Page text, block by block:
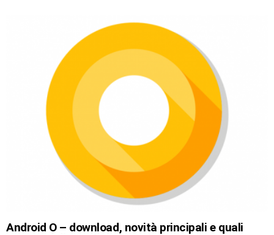
Android O – download, novità principali e quali